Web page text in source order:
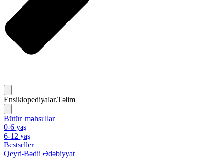
Ensiklopediyalar.Təlim
Bütün məhsullar
0-6 yaş
6-12 yaş
Bestseller
Qeyri-Bədii Ədəbiyyat